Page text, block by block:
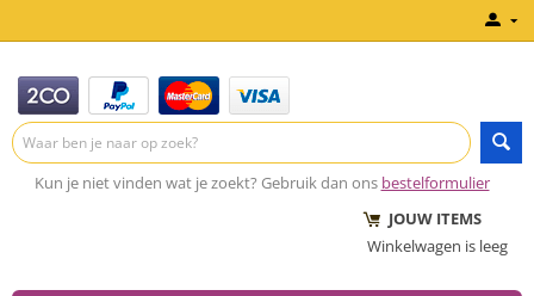
Kun je niet vinden wat je zoekt? Gebruik dan ons bestelformulier
JOUW ITEMS
Winkelwagen is leeg